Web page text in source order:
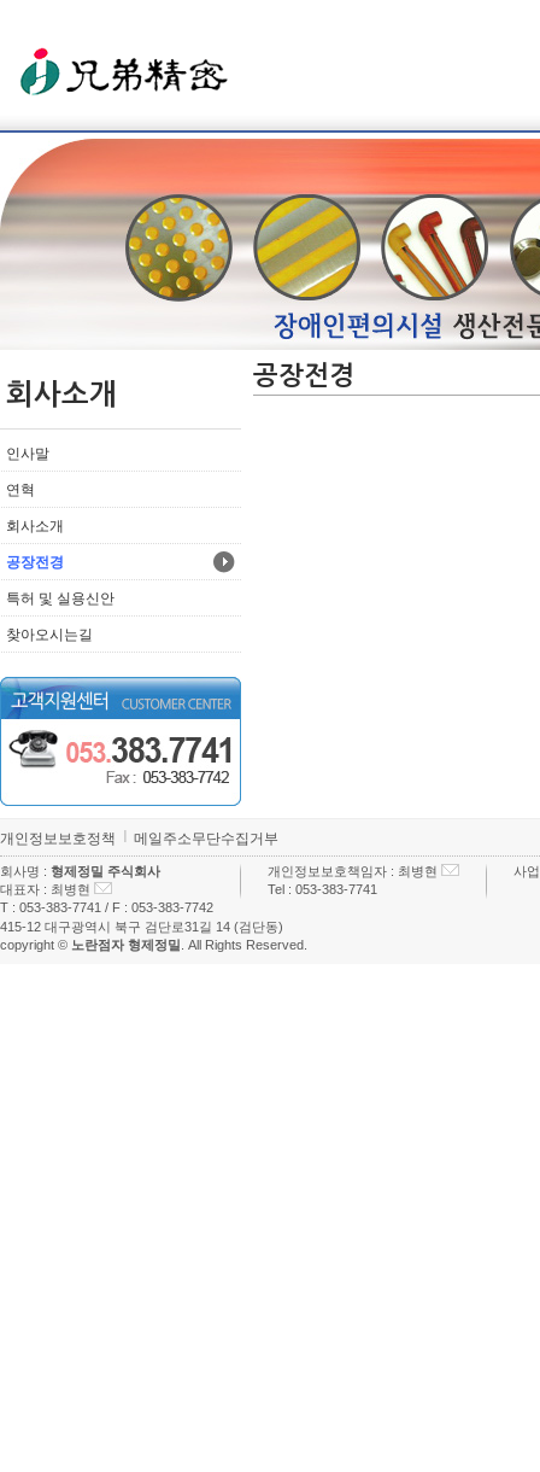
회사소개
인사말
연혁
회사소개
공장전경
특허 및 실용신안
찾아오시는길
공장전경
개인정보보호정책 메일주소무단수집거부
회사명 : 형제정밀 주식회사
대표자 : 최병현
T : 053-383-7741 / F : 053-383-7742
개인정보보호책임자 : 최병현
Tel : 053-383-7741
사
415-12 대구광역시 북구 검단로31길 14 (검단동)
copyright © 노란점자 형제정밀 . All Rights Reserved.